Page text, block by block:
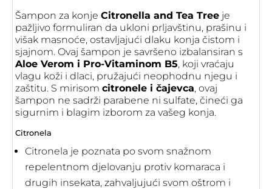
Šampon za konje Citronella and Tea Tree je
pažljivo formuliran da ukloni prljavštinu, prašinu i
višak masnoće, ostavljajući dlaku konja čistom i
sjajnom. Ovaj šampon je savršeno izbalansiran s
Aloe Verom i Pro-Vitaminom B5, koji vraćaju
vlagu koži i dlaci, pružajući neophodnu njegu i
zaštitu. S mirisom citronele i čajevca, ovaj
šampon ne sadrži parabene ni sulfate, čineći ga
sigurnim i blagim izborom za vašeg konja.
Citronela
Citronela je poznata po svom snažnom
repelentnom djelovanju protiv komaraca i
drugih insekata, zahvaljujući svom oštrom i